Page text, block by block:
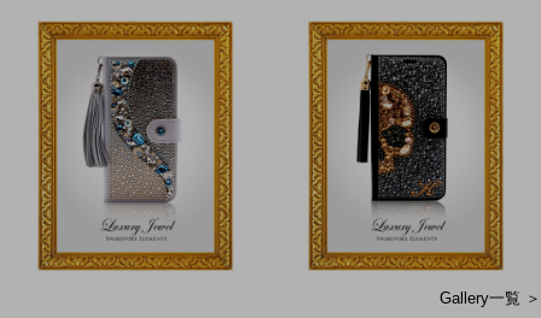
Gallery一覧 ＞